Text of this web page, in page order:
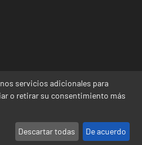
este sitio web desde el
se realizan de forma
contener errores o
servicios adicionales para
o retirar su consentimiento más
Descartar todas De acuerdo